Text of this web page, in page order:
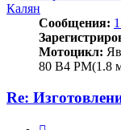
Калян
Сообщения:
Мотоцикл:
80 B4 РМ(1.8
Re: